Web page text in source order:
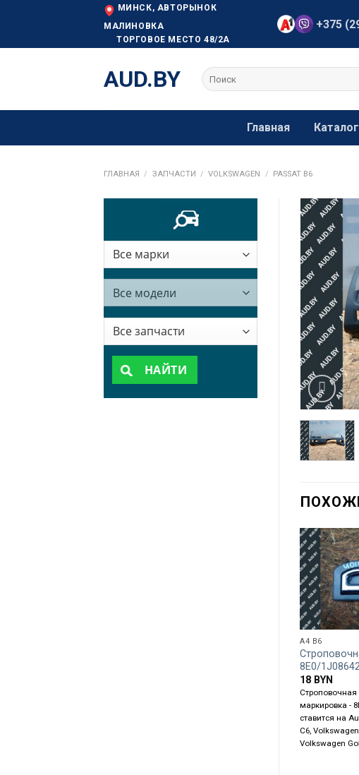
МИНСК, АВТОРЫНОК
МАЛИНОВКА
ТОРГОВОЕ МЕСТО 48/2А
+375
AUD.BY Искать:
Главная Каталог
ГЛАВНАЯ / ЗАПЧАСТИ / VOLKSWAGEN / PASSAT B6
НАЙТИ
A4 B6
8E0/
18 BYN
маркировка -
ставится на
C6,
Volkswagen